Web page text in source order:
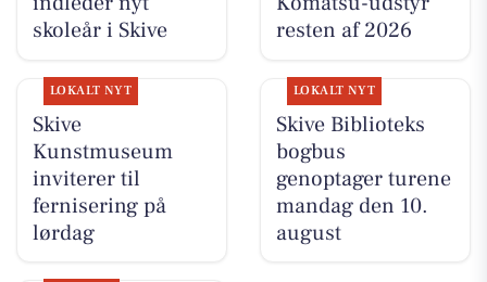
skoleår i Skive
resten af 2026
LOKALT NYT
Skive
Kunstmuseum
inviterer til
fernisering på
lørdag
LOKALT NYT
Skive Biblioteks
bogbus
genoptager turene
mandag den 10.
august